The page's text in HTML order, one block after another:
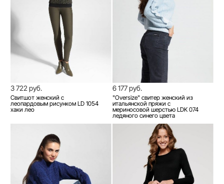
3 722 руб.
Свитшот женский c
леопардовым рисунком LD 1054
хаки лео
6 177 руб.
"Oversize" свитер женский из
итальянской пряжи с
мериносовой шерстью LDK 074
ледяного синего цвета